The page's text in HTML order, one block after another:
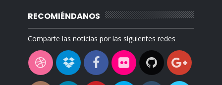
RECOMIÉNDANOS
Comparte las noticias por las siguientes redes